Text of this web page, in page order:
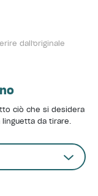
dall'originale
ciò che si desidera
da tirare.